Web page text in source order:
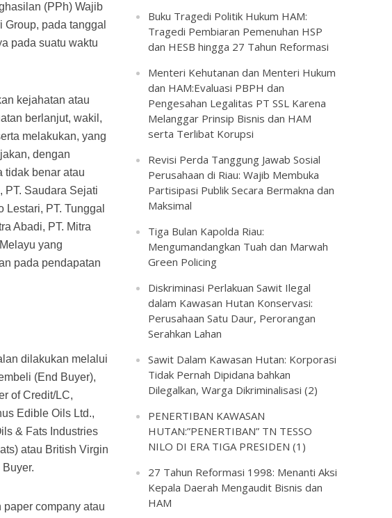
(PPh) Wajib
pada tanggal
pada suatu waktu
kejahatan atau
berlanjut, wakil,
melakukan, yang
dengan
tidak benar atau
PT. Saudara Sejati
Lestari, PT. Tunggal
Abadi, PT. Mitra
yang
pada pendapatan
dilakukan melalui
(End Buyer),
of Credit/LC,
Edible Oils Ltd.,
& Fats Industries
atau British Virgin
company atau
Buku Tragedi Politik Hukum HAM:
Tragedi Pembiaran Pemenuhan HSP
dan HESB hingga 27 Tahun Reformasi
Menteri Kehutanan dan Menteri Hukum
dan HAM:Evaluasi PBPH dan
Pengesahan Legalitas PT SSL Karena
Melanggar Prinsip Bisnis dan HAM
serta Terlibat Korupsi
Revisi Perda Tanggung Jawab Sosial
Perusahaan di Riau: Wajib Membuka
Partisipasi Publik Secara Bermakna dan
Maksimal
Tiga Bulan Kapolda Riau:
Mengumandangkan Tuah dan Marwah
Green Policing
Diskriminasi Perlakuan Sawit Ilegal
dalam Kawasan Hutan Konservasi:
Perusahaan Satu Daur, Perorangan
Serahkan Lahan
Sawit Dalam Kawasan Hutan: Korporasi
Tidak Pernah Dipidana bahkan
Dilegalkan, Warga Dikriminalisasi (2)
PENERTIBAN KAWASAN
HUTAN:”PENERTIBAN” TN TESSO
NILO DI ERA TIGA PRESIDEN (1)
27 Tahun Reformasi 1998: Menanti Aksi
Kepala Daerah Mengaudit Bisnis dan
HAM